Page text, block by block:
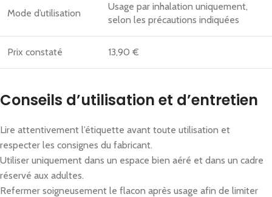
Mode d’utilisation
Usage par inhalation uniquement,
selon les précautions indiquées
Prix constaté 13,90 €
Conseils d’utilisation et d’entretien
Lire attentivement l’étiquette avant toute utilisation et
respecter les consignes du fabricant.
Utiliser uniquement dans un espace bien aéré et dans un cadre
réservé aux adultes.
Refermer soigneusement le flacon après usage afin de limiter